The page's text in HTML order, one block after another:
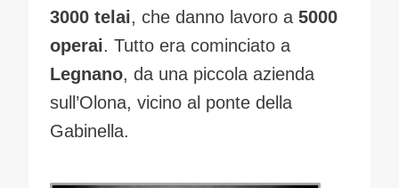
3000 telai, che danno lavoro a 5000
operai. Tutto era cominciato a
Legnano, da una piccola azienda
sull’Olona, vicino al ponte della
Gabinella.